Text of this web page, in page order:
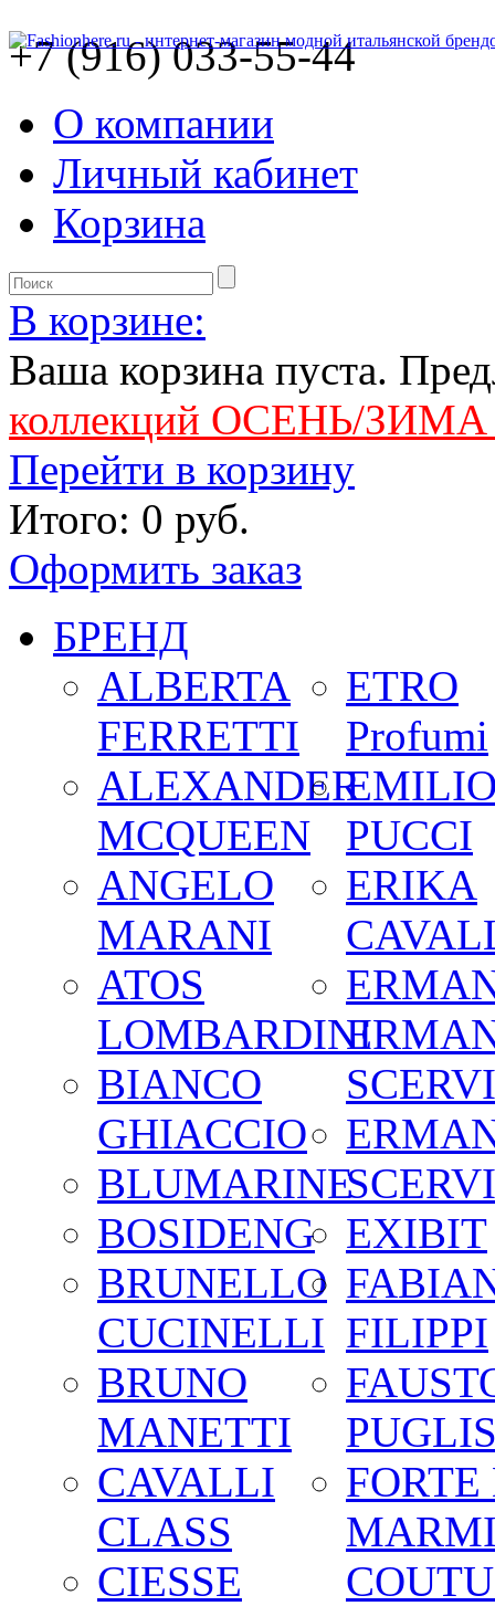
+7 (916) 033-55-44
О компании
Личный кабинет
Корзина
В корзине:
Ваша корзина пуста.
коллекций ОСЕНЬ/ЗИМА
Перейти в корзину
Итого: 0 руб.
Оформить заказ
БРЕНД
ALBERTA
FERRETTI
ALEXANDER
MCQUEEN
ANGELO
MARANI
ATOS
LOMBARDINI
BIANCO
GHIACCIO
BLUMARINE
BOSIDENG
BRUNELLO
CUCINELLI
BRUNO
MANETTI
CAVALLI
CLASS
CIESSE
ETRO
Profumi
PUCCI
ERIKA
EXIBIT
FILIPPI
FORTE